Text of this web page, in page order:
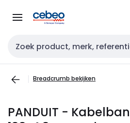
naar
naar
Zoekveld invoer
Breadcrumb bekijken
PANDUIT -